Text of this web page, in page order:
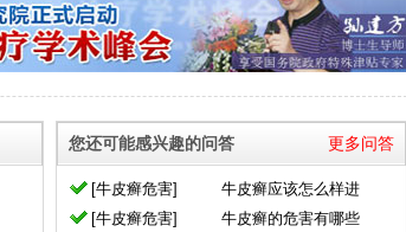
您还可能感兴趣的问答 更多问答
[牛皮癣危害]
牛皮癣应该怎么样进
[牛皮癣危害]
牛皮癣的危害有哪些